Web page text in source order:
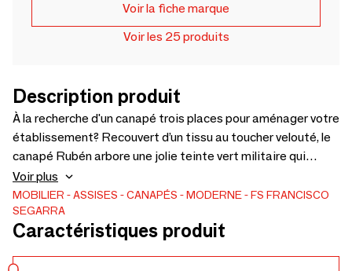
Voir la fiche marque
Voir les 25 produits
Description produit
À la recherche d'un canapé trois places pour aménager votre
établissement? Recouvert d’un tissu au toucher velouté, le
canapé Rubén arbore une jolie teinte vert militaire qui
apporte une touche de sophistication à n’importe quel
environnement. Cette assise est idéale pour donner une
touche décorative à tout type de projet déco sans pour
autant renoncer au confort. Disponible sur le site de vente
Voir plus
MOBILIER ASSISES CANAPÉS MODERNE
FS FRANCISCO
SEGARRA
Caractéristiques produit